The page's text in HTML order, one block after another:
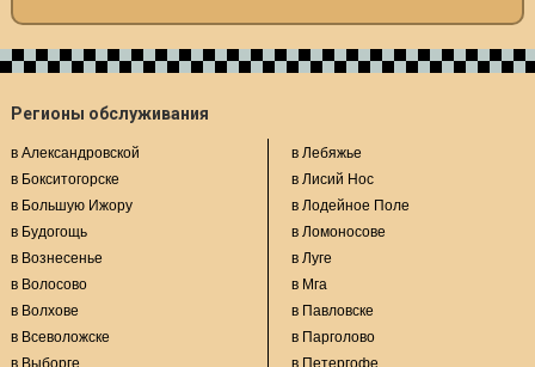
Регионы обслуживания
в Александровской
в Бокситогорске
в Большую Ижору
в Будогощь
в Вознесенье
в Волосово
в Волхове
в Всеволожске
в Выборге
в Лебяжье
в Лисий Нос
в Лодейное Поле
в Ломоносове
в Луге
в Мга
в Павловске
в Парголово
в Петергофе